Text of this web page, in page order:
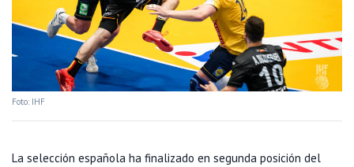
Foto: IHF
La selección española ha finalizado en segunda posición del